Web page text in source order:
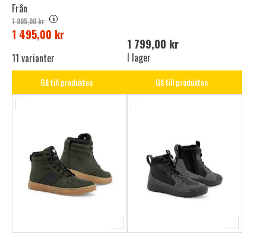
Från
1 995,00 kr i
1 495,00 kr
11 varianter
Gå till produkten
1 799,00 kr
I lager
Gå till produkten